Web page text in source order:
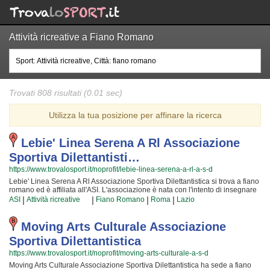
Attività ricreative a Fiano Romano
Trovati 808 risultati (0.01 sec)
Utilizza la tua posizione per affinare la ricerca
Lebie' Linea Serena A Rl Associazione
Sportiva Dilettantisti…
https://www.trovalosport.it/noprofit/lebie-linea-serena-a-rl-a-s-d
Lebie' Linea Serena A Rl Associazione Sportiva Dilettantistica si trova a fiano
romano ed è affiliata all'ASI. L'associazione è nata con l'intento di insegnare
l'arte delle attività ricreative e di mettere alla prova ciò che i loro soci
migliorano ogni giorno che ci frequentano! Le loro attività si svolgono
durante incontri mensili e danno a tutti l'opportunità di imparare gli uni dagli
altri e di verificare i miglioramenti nel tempo, ma anche di poter confrontare
idee e nuove soluzioni! I loro iscritti "storici" sono tra i più professionali della
provincia e sono ormai affiatati da lunghi periodi di strettissima
collaborazione; per loro non c'è attività migliore che condividere la propria
esperienza con i nuovi iscritti! La gioia che scaturisce facendo attività
ricreative rende questa attività davvero speciale, per cui, una volta che avrete
ASI | Attività ricreative | Fiano Romano | Roma | Lazio
Moving Arts Culturale Associazione
Sportiva Dilettantistica
https://www.trovalosport.it/noprofit/moving-arts-culturale-a-s-d
Moving Arts Culturale Associazione Sportiva Dilettantistica ha sede a fiano